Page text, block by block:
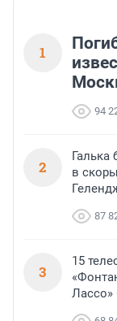
1
94
2
Галька
в
87
3
15
Лассо»